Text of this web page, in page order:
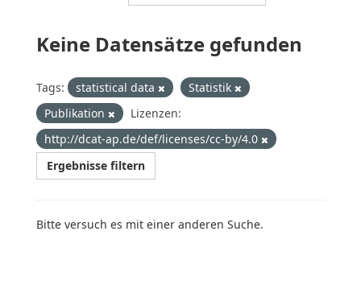
Keine Datensätze gefunden
Tags: statistical data
Statistik
Publikation
Lizenzen:
http://dcat-ap.de/def/licenses/cc-by/4.0
Ergebnisse filtern
Bitte versuch es mit einer anderen Suche.